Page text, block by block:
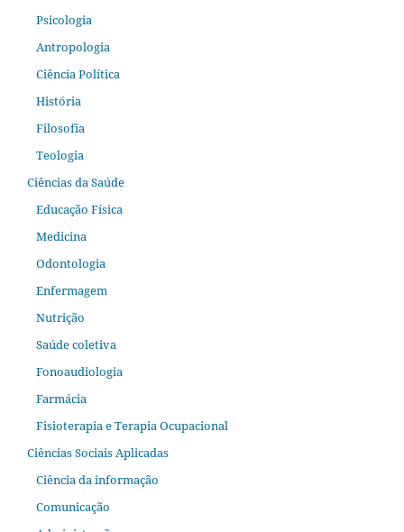
Psicologia
Antropologia
Ciência Política
História
Filosofia
Teologia
Ciências da Saúde
Educação Física
Medicina
Odontologia
Enfermagem
Nutrição
Saúde coletiva
Fonoaudiologia
Farmácia
Fisioterapia e Terapia Ocupacional
Ciências Sociais Aplicadas
Ciência da informação
Comunicação